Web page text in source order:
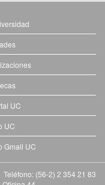
UC
UC
Gmail UC
(56-2) 2 354 21 83